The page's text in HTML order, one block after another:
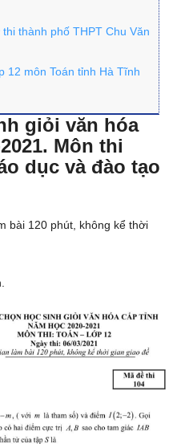
thành phố THPT Chu Văn
12 môn Toán tỉnh Hà Tĩnh
giỏi văn hóa
Môn thi
dục và đào tạo
bài 120 phút, không kể thời